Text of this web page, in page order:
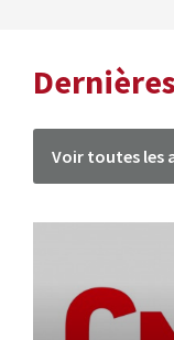
Voir toutes les